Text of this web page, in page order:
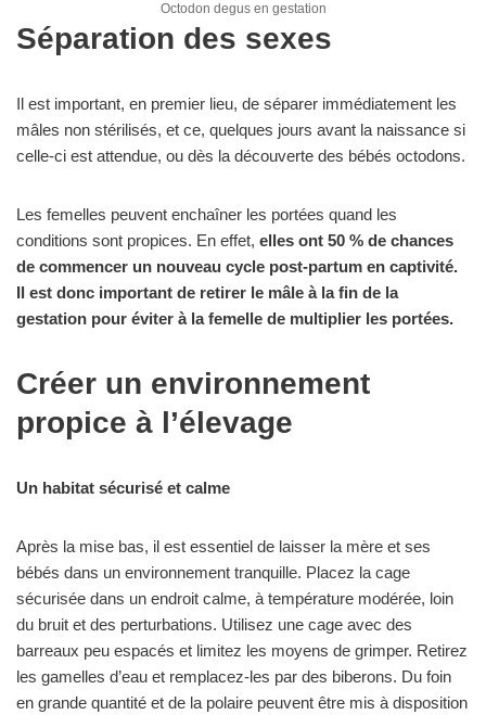
Octodon degus en gestation
Séparation des sexes
Il est important, en premier lieu, de séparer immédiatement les
mâles non stérilisés, et ce, quelques jours avant la naissance si
celle-ci est attendue, ou dès la découverte des bébés octodons.
Les femelles peuvent enchaîner les portées quand les
conditions sont propices. En effet, elles ont 50 % de chances
de commencer un nouveau cycle post-partum en captivité.
Il est donc important de retirer le mâle à la fin de la
gestation pour éviter à la femelle de multiplier les portées.
Créer un environnement
propice à l’élevage
Un habitat sécurisé et calme
Après la mise bas, il est essentiel de laisser la mère et ses
bébés dans un environnement tranquille. Placez la cage
sécurisée dans un endroit calme, à température modérée, loin
du bruit et des perturbations. Utilisez une cage avec des
barreaux peu espacés et limitez les moyens de grimper. Retirez
les gamelles d’eau et remplacez-les par des biberons. Du foin
en grande quantité et de la polaire peuvent être mis à disposition